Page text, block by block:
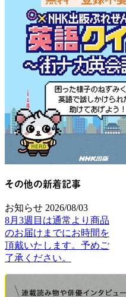
その他の新着記事
お知らせ 2026/08/03
8月3週目は通常より商品
のお届けまでにお時間を
頂戴いたします。予めご
了承ください。